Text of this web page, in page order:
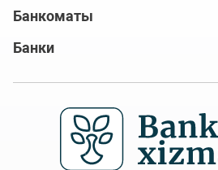
Банкоматы
Банки